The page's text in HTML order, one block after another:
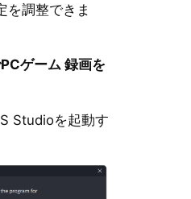
を調整できま
ゲーム 録画を
Studioを起動す